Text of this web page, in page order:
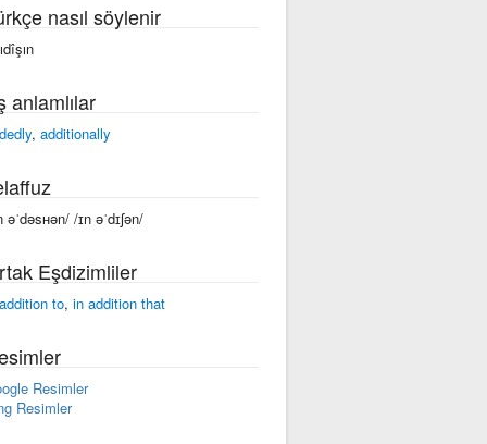
nasıl söylenir
anlamlılar
, additionally
əˈdəsʜən/ /ɪn əˈdɪʃən/
Eşdizimliler
to, in addition that
Resimler
Resimler